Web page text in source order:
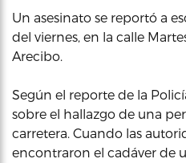
Un asesinato se reportó a
del viernes, en la calle
Arecibo.
Según el reporte de la
sobre el hallazgo de una
carretera. Cuando las
encontraron el cadáver de